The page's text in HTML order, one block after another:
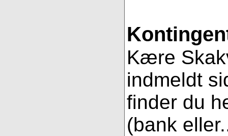
Kære
indmeldt
finder du
(bank